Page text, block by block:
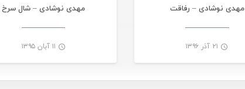
مهدی نوشادی – رفاقت
۲۱ آذر ۱۳۹۶
مهدی نوشادی – شال سرخ
۱۱ آبان ۱۳۹۵